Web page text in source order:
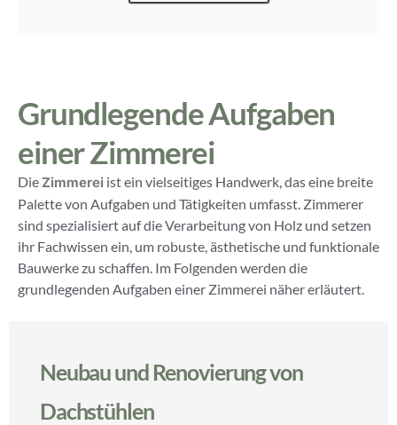
Grundlegende Aufgaben
einer Zimmerei
Die Zimmerei ist ein vielseitiges Handwerk, das eine breite
Palette von Aufgaben und Tätigkeiten umfasst. Zimmerer
sind spezialisiert auf die Verarbeitung von Holz und setzen
ihr Fachwissen ein, um robuste, ästhetische und funktionale
Bauwerke zu schaffen. Im Folgenden werden die
grundlegenden Aufgaben einer Zimmerei näher erläutert.
Neubau und Renovierung von
Dachstühlen